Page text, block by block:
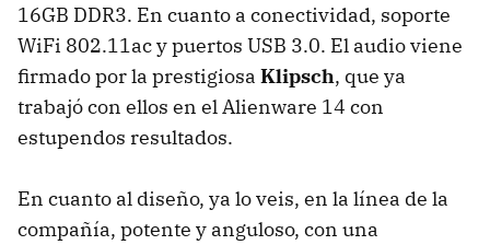
16GB DDR3. En cuanto a conectividad, soporte
WiFi 802.11ac y puertos USB 3.0. El audio viene
firmado por la prestigiosa Klipsch, que ya
trabajó con ellos en el Alienware 14 con
estupendos resultados.
En cuanto al diseño, ya lo veis, en la línea de la
compañía, potente y anguloso, con una